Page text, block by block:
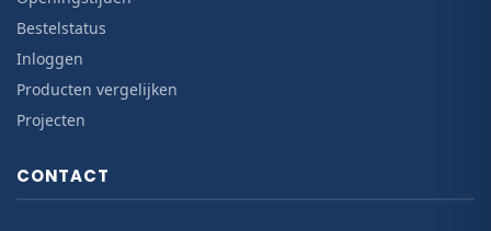
Bestelstatus
Inloggen
Producten vergelijken
Projecten
CONTACT